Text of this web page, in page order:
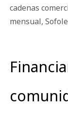
cadenas
mensual,